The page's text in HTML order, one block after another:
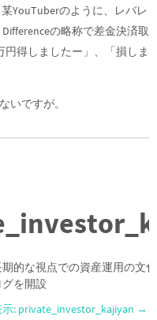
YouTuberのように、レバレ
の略称で差金決済取
得しましたー」、「損しま
いですが。
的な視点での資産運用の文
を開設
: private_investor_kajiyan →